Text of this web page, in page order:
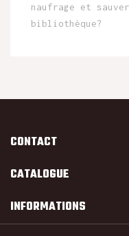
naufrage et
bibliothèque?
CONTACT
CATALOGUE
INFORMATIONS